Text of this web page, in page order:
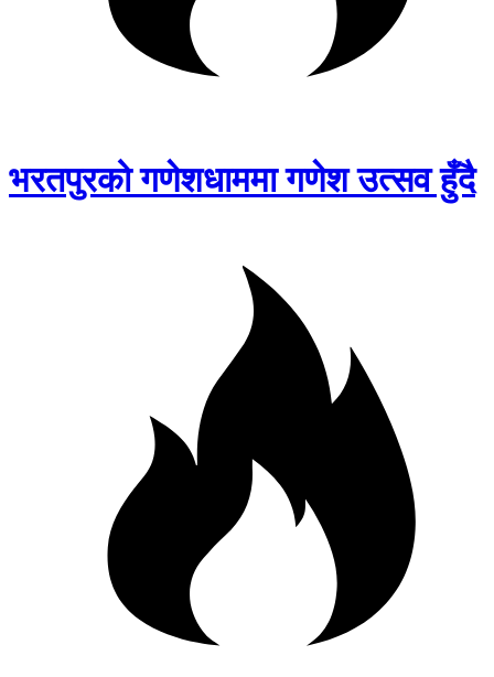
भरतपुरको गणेशधाममा गणेश उत्सव हुँदै